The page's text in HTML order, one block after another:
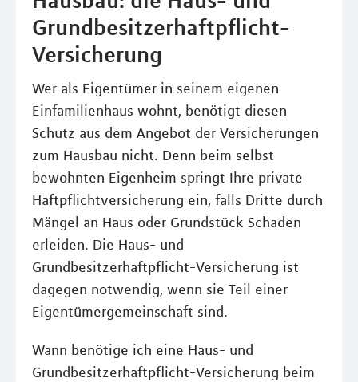
Grundbesitzerhaftpflicht-
Versicherung
Wer als Eigentümer in seinem eigenen
Einfamilienhaus wohnt, benötigt diesen
Schutz aus dem Angebot der Versicherungen
zum Hausbau nicht. Denn beim selbst
bewohnten Eigenheim springt Ihre private
Haftpflichtversicherung ein, falls Dritte durch
Mängel an Haus oder Grundstück Schaden
erleiden. Die Haus- und
Grundbesitzerhaftpflicht-Versicherung ist
dagegen notwendig, wenn sie Teil einer
Eigentümergemeinschaft sind.
Wann benötige ich eine Haus- und
Grundbesitzerhaftpflicht-Versicherung beim